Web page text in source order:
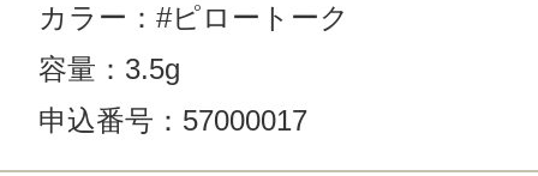
カラー：#ピロートーク
容量：3.5g
申込番号：57000017